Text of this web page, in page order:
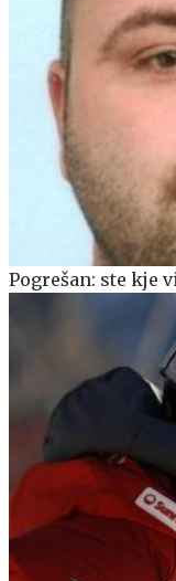
Pogrešan: ste kje